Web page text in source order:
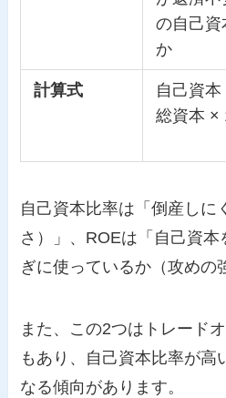
の自己資
か
計算式
自己資本
総資本 ×
自己資本比率は「倒産しに
さ）」、ROEは「自己資
ぎに使っているか（攻めの
また、この2つはトレード
もあり、自己資本比率が高
なる傾向があります。